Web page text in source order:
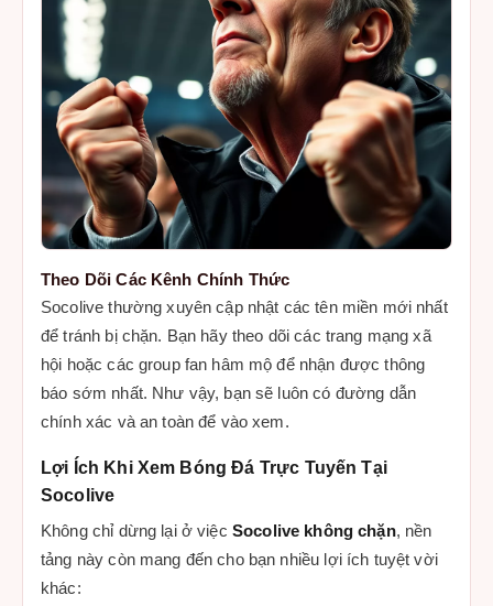
Theo Dõi Các Kênh Chính Thức
Socolive thường xuyên cập nhật các tên miền mới nhất
để tránh bị chặn. Bạn hãy theo dõi các trang mạng xã
hội hoặc các group fan hâm mộ để nhận được thông
báo sớm nhất. Như vậy, bạn sẽ luôn có đường dẫn
chính xác và an toàn để vào xem.
Lợi Ích Khi Xem Bóng Đá Trực Tuyến Tại
Socolive
Không chỉ dừng lại ở việc Socolive không chặn, nền
tảng này còn mang đến cho bạn nhiều lợi ích tuyệt vời
khác: